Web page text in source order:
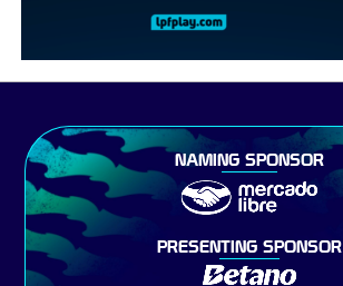
NAMING SPONSOR
PRESENTING SPONSOR